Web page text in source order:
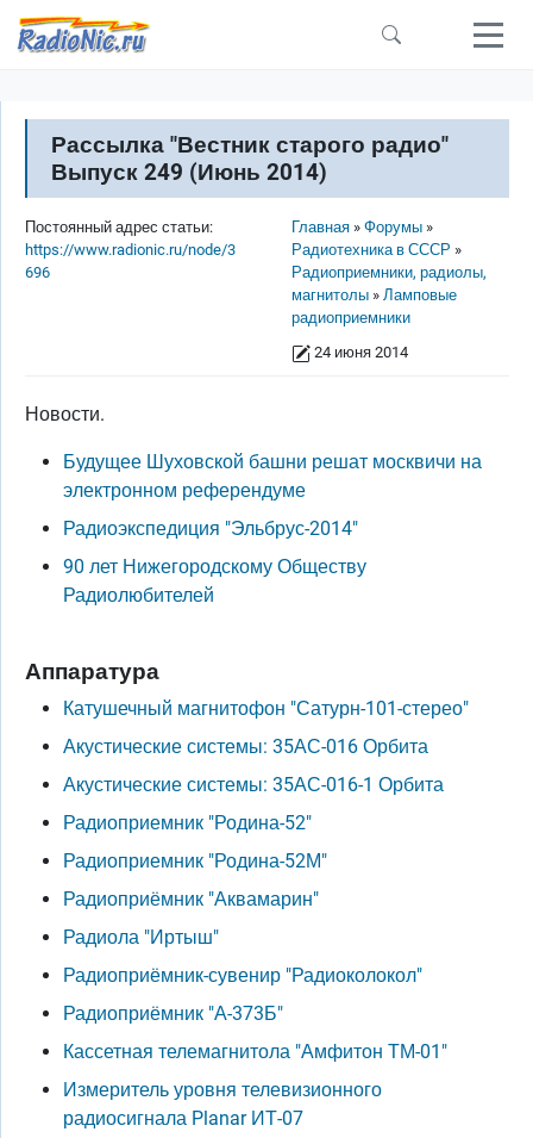
Перейти к основному содержанию
Рассылка "Вестник старого радио"
Выпуск 249 (Июнь 2014)
Строка навигации
Главная
Форумы
Радиотехника в СССР
Радиоприемники, радиолы,
магнитолы
Ламповые
радиоприемники
24 июня 2014
Постоянный адрес статьи:
https://www.radionic.ru/node/3
696
Новости.
Будущее Шуховской башни решат москвичи на
электронном референдуме
Радиоэкспедиция "Эльбрус-2014"
90 лет Нижегородскому Обществу
Радиолюбителей
Аппаратура
Катушечный магнитофон "Сатурн-101-стерео"
Акустические системы: 35АС-016 Орбита
Акустические системы: 35АС-016-1 Орбита
Радиоприемник "Родина-52"
Радиоприемник "Родина-52М"
Радиоприёмник "Аквамарин"
Радиола "Иртыш"
Радиоприёмник-сувенир "Радиоколокол"
Радиоприёмник "А-373Б"
Кассетная телемагнитола "Амфитон ТМ-01"
Измеритель уровня телевизионного
радиосигнала Planar ИТ-07